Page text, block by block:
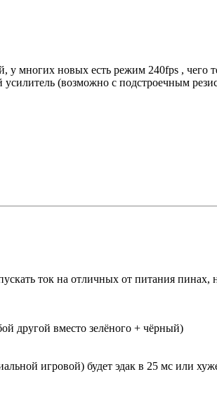
многих новых есть режим 240fps , чего
(возможно с подстроечным
ток на отличных от питания пинах,
другой вместо зелёного + чёрный)
игровой) будет эдак в 25 мс или хуже